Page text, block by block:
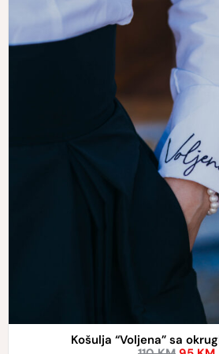
Košulja “Voljena” sa